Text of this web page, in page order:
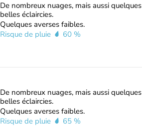
De nombreux nuages, mais aussi quelques
belles éclaircies.
Quelques averses faibles.
Risque de pluie
60 %
De nombreux nuages, mais aussi quelques
belles éclaircies.
Quelques averses faibles.
Risque de pluie
65 %